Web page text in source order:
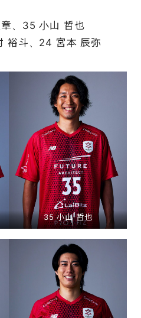
、35 小山 哲也
裕斗、24 宮本 辰弥
35 小山 哲也